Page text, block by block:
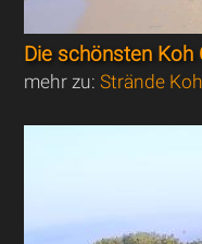
Die schönsten Koh
mehr zu:Strände